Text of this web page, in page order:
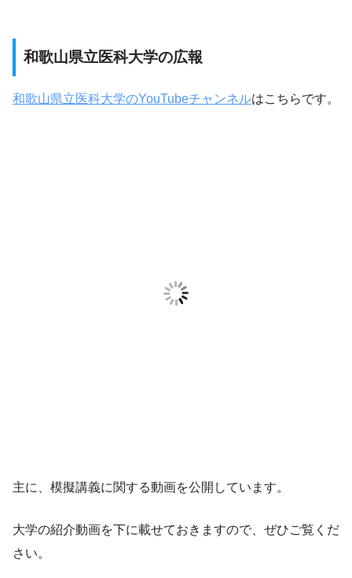
和歌山県立医科大学の広報
和歌山県立医科大学のYouTubeチャンネルはこちらです。
主に、模擬講義に関する動画を公開しています。
大学の紹介動画を下に載せておきますので、ぜひご覧くだ
さい。